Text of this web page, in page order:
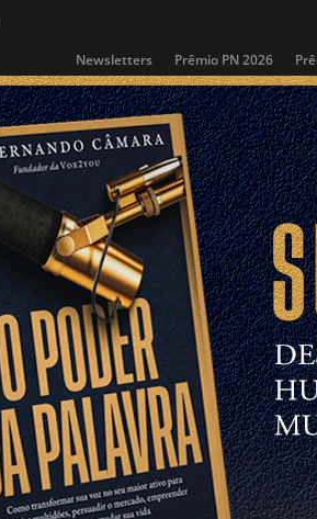
Newsletters Prêmio PN 2026